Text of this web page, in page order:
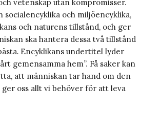
vetenskap utan kompromisser.
socialencyklika och miljöencyklika,
och naturens tillstånd, och ger
ska hantera dessa två tillstånd
. Encyklikans undertitel lyder
gemensamma hem”. Få saker kan
att människan tar hand om den
oss allt vi behöver för att leva